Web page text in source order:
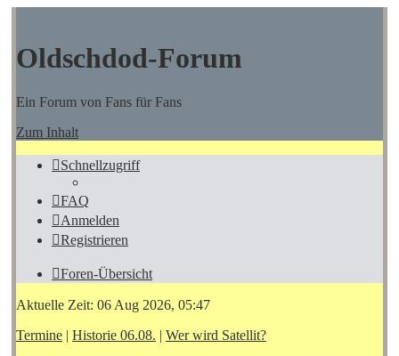
Oldschdod-Forum
Ein Forum von Fans für Fans
Zum Inhalt
Schnellzugriff
FAQ
Anmelden
Registrieren
Foren-Übersicht
Aktuelle Zeit: 06 Aug 2026, 05:47
Termine | Historie 06.08. | Wer wird Satellit?